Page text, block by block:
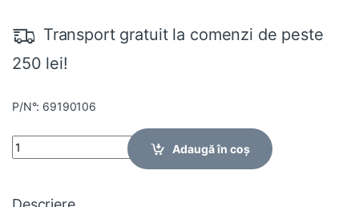
Transport gratuit la comenzi de peste
250 lei!
P/N°: 69190106
Quantity
Adaugă în coș